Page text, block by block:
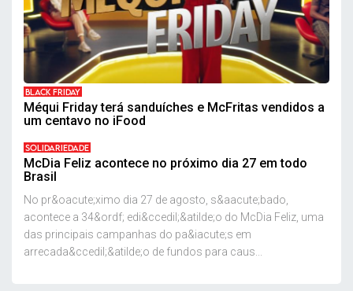
BLACK FRIDAY
Méqui Friday terá sanduíches e McFritas vendidos a
um centavo no iFood
SOLIDARIEDADE
McDia Feliz acontece no próximo dia 27 em todo
Brasil
No pr&oacute;ximo dia 27 de agosto, s&aacute;bado,
acontece a 34&ordf; edi&ccedil;&atilde;o do McDia Feliz, uma
das principais campanhas do pa&iacute;s em
arrecada&ccedil;&atilde;o de fundos para caus...